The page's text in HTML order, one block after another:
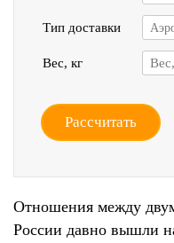
Тип доставки
Вес, кг
Рассчитать
Отношения между
России давно вышли